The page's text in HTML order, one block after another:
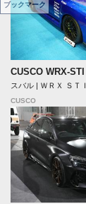
CUSCO WRX-STI
スバル | ＷＲＸ ＳＴＩ
CUSCO
ブックマーク